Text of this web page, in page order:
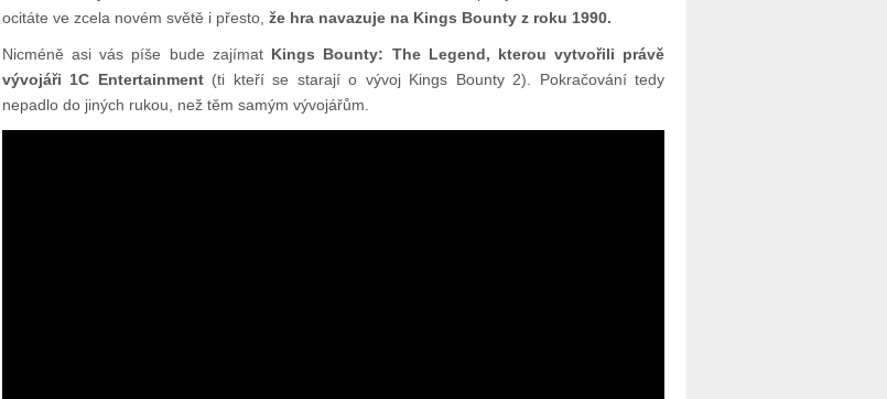
ocitáte ve zcela novém světě i přesto, že hra navazuje na Kings Bounty z roku 1990.
Nicméně asi vás píše bude zajímat Kings Bounty: The Legend, kterou vytvořili právě
vývojáři 1C Entertainment(ti kteří se starají o vývoj Kings Bounty 2). Pokračování tedy
nepadlo do jiných rukou, než těm samým vývojářům.